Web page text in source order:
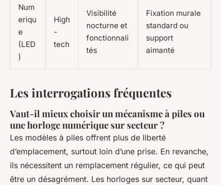
Num
eriqu
e
(LED
)
High
-
tech
Visibilité
nocturne et
fonctionnali
tés
Fixation murale
standard ou
support
aimanté
Les interrogations fréquentes
Vaut-il mieux choisir un mécanisme à piles ou
une horloge numérique sur secteur ?
Les modèles à piles offrent plus de liberté
d’emplacement, surtout loin d’une prise. En revanche,
ils nécessitent un remplacement régulier, ce qui peut
être un désagrément. Les horloges sur secteur, quant